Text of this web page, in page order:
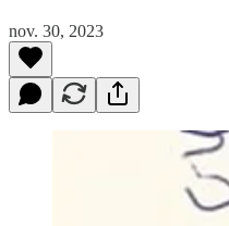
nov. 30, 2023